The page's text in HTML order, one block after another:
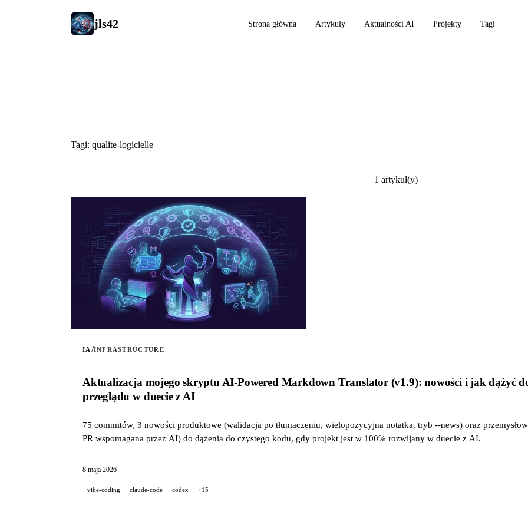
jls42 Strona główna Artykuły Aktualności AI Projekty Tagi
Tagi: qualite-logicielle
1 artykuł(y)
IA /INFRASTRUCTURE
Aktualizacja mojego skryptu AI-Powered Markdown Translator (v1.9): nowości i jak dążyć
przeglądu w duecie z AI
75 commitów, 3 nowości produktowe (walidacja po tłumaczeniu, wielopozycyjna notatka, tryb --news) oraz
PR wspomagana przez AI) do dążenia do czystego kodu, gdy projekt jest w 100% rozwijany w duecie z AI.
8 maja 2026
vibe-coding claude-code codex +15